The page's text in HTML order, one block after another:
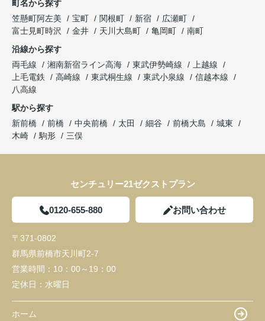
町名から探す
笠懸町阿左美
宝町 関根町 新宿
広瀬町
富士見町時沢
金井 天川大島町 亀岡町
南町
沿線から探す
両毛線
湘南新宿ライン高海 東武伊勢崎線
上越線
上毛電鉄
高崎線 東武桐生線 東武小泉線
信越本線
八高線
駅から探す
新前橋
前橋 中央前橋 太田 細谷 前橋大島
城東
木崎
駒形 三俣
センチュリー21ゼクストプラン
0120-655-880 お問い合わせ
〒371-0802
群馬県前橋市天川町2-7
営業時間： 10：00～19：00
定休日： 水曜日
ホーム